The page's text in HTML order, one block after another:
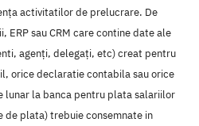
activitatilor de prelucrare. De
sau CRM care contine date ale
agenți, delegați, etc) creat pentru
orice declaratie contabila sau orice
lunar la banca pentru plata salariilor
de plata) trebuie consemnate in